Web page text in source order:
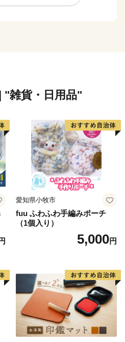
内陸部の半導体製造工場をは
市市」の実現に向けて、ぜ
"雑貨・日用品"
愛知県小牧市
fuu ふわふわ手編みポーチ
（1個入り）
5,000円